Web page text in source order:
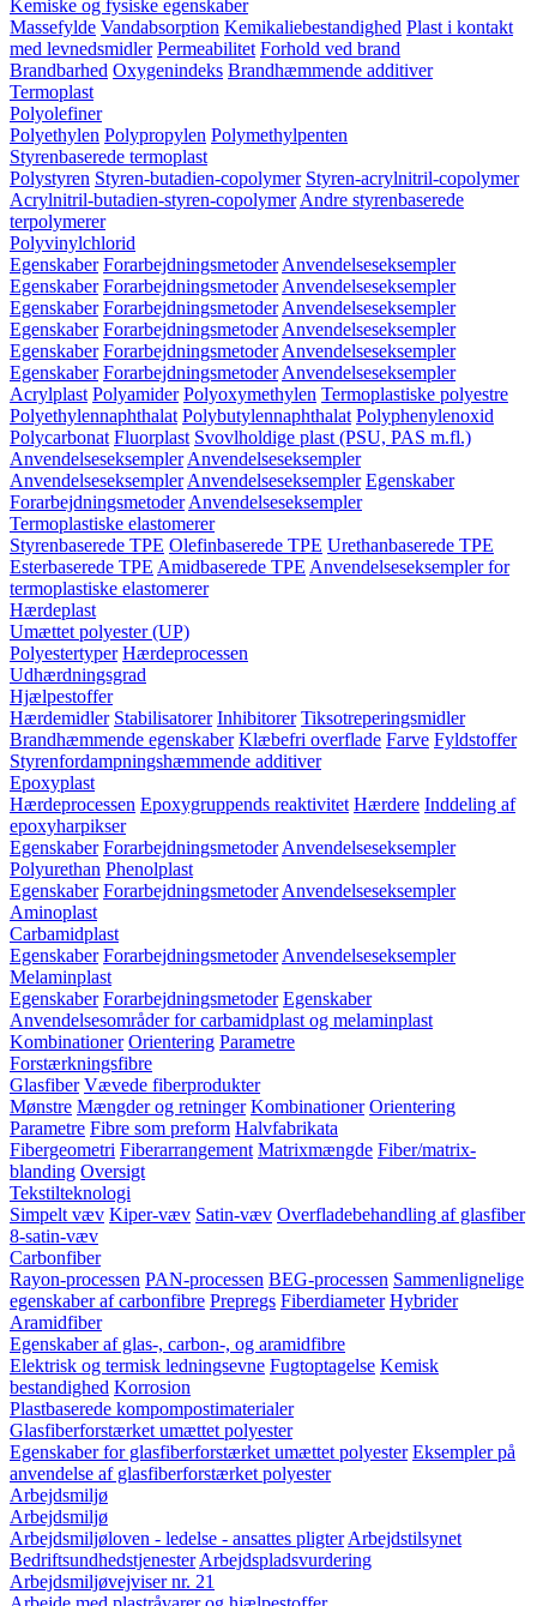
Kemiske og fysiske egenskaber
Massefylde Vandabsorption Kemikaliebestandighed Plast i kontakt
med levnedsmidler Permeabilitet Forhold ved brand
Brandbarhed Oxygenindeks Brandhæmmende additiver
Termoplast
Polyolefiner
Polyethylen Polypropylen Polymethylpenten
Styrenbaserede termoplast
Polystyren Styren-butadien-copolymer Styren-acrylnitril-copolymer
Acrylnitril-butadien-styren-copolymer Andre styrenbaserede
terpolymerer
Polyvinylchlorid
Egenskaber Forarbejdningsmetoder Anvendelseseksempler
Egenskaber Forarbejdningsmetoder Anvendelseseksempler
Egenskaber Forarbejdningsmetoder Anvendelseseksempler
Egenskaber Forarbejdningsmetoder Anvendelseseksempler
Egenskaber Forarbejdningsmetoder Anvendelseseksempler
Egenskaber Forarbejdningsmetoder Anvendelseseksempler
Acrylplast Polyamider Polyoxymethylen Termoplastiske polyestre
Polyethylennaphthalat Polybutylennaphthalat Polyphenylenoxid
Polycarbonat Fluorplast Svovlholdige plast (PSU, PAS m.fl.)
Anvendelseseksempler Anvendelseseksempler
Anvendelseseksempler Anvendelseseksempler Egenskaber
Forarbejdningsmetoder Anvendelseseksempler
Termoplastiske elastomerer
Styrenbaserede TPE Olefinbaserede TPE Urethanbaserede TPE
Esterbaserede TPE Amidbaserede TPE Anvendelseseksempler for
termoplastiske elastomerer
Hærdeplast
Umættet polyester (UP)
Polyestertyper Hærdeprocessen
Udhærdningsgrad
Hjælpestoffer
Hærdemidler Stabilisatorer Inhibitorer Tiksotreperingsmidler
Brandhæmmende egenskaber Klæbefri overflade Farve Fyldstoffer
Styrenfordampningshæmmende additiver
Epoxyplast
Hærdeprocessen Epoxygruppends reaktivitet Hærdere Inddeling af
epoxyharpikser
Egenskaber Forarbejdningsmetoder Anvendelseseksempler
Polyurethan Phenolplast
Egenskaber Forarbejdningsmetoder Anvendelseseksempler
Aminoplast
Carbamidplast
Egenskaber Forarbejdningsmetoder Anvendelseseksempler
Melaminplast
Egenskaber Forarbejdningsmetoder Egenskaber
Anvendelsesområder for carbamidplast og melaminplast
Kombinationer Orientering Parametre
Forstærkningsfibre
Glasfiber Vævede fiberprodukter
Mønstre Mængder og retninger Kombinationer Orientering
Parametre Fibre som preform Halvfabrikata
Fibergeometri Fiberarrangement Matrixmængde Fiber/matrix-
blanding Oversigt
Tekstilteknologi
Simpelt væv Kiper-væv Satin-væv Overfladebehandling af glasfiber
8-satin-væv
Carbonfiber
Rayon-processen PAN-processen BEG-processen Sammenlignelige
egenskaber af carbonfibre Prepregs Fiberdiameter Hybrider
Aramidfiber
Egenskaber af glas-, carbon-, og aramidfibre
Elektrisk og termisk ledningsevne Fugtoptagelse Kemisk
bestandighed Korrosion
Plastbaserede kompompostimaterialer
Glasfiberforstærket umættet polyester
Egenskaber for glasfiberforstærket umættet polyester Eksempler på
anvendelse af glasfiberforstærket polyester
Arbejdsmiljø
Arbejdsmiljø
Arbejdsmiljøloven - ledelse - ansattes pligter Arbejdstilsynet
Bedriftsundhedstjenester Arbejdspladsvurdering
Arbejdsmiljøvejviser nr. 21